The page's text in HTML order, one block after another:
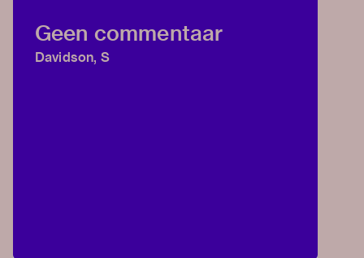
Geen commentaar
Davidson, S